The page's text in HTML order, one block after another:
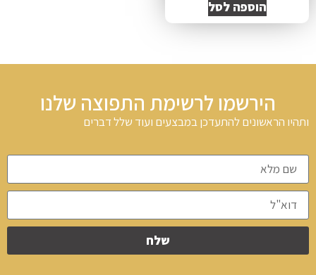
הוספה לסל
הירשמו לרשימת התפוצה שלנו
ותהיו הראשונים להתעדכן במבצעים ועוד שלל דברים
שלח